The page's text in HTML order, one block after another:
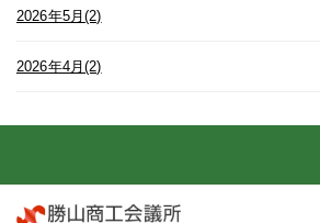
2026年5月(2)
2026年4月(2)